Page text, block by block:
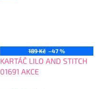
189 Kč –47 %
KARTÁČ LILO AND STITCH
01691 AKCE